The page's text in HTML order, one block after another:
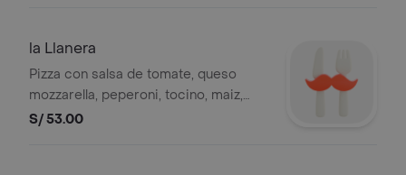
la Llanera
Pizza con salsa de tomate, queso
mozzarella, peperoni, tocino, maiz,
jamon, aceitunas y pimiento, 8 slices.
S/ 53.00